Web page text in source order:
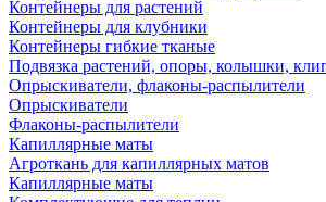
Контейнеры для растений
Контейнеры для клубники
Контейнеры гибкие тканые
Подвязка растений, опоры, колышки,
Опрыскиватели, флаконы-распылители
Опрыскиватели
Флаконы-распылители
Капиллярные маты
Агроткань для капиллярных матов
Капиллярные маты